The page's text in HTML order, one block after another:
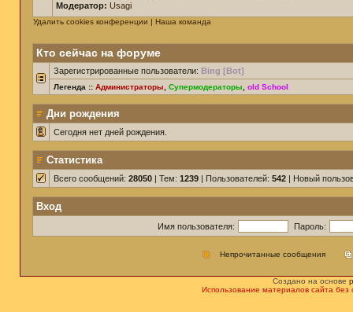
Модератор: Usagi
Удалить cookies конференции | Наша команда
Кто сейчас на форуме
Зарегистрированные пользователи: Bing [Bot]
Легенда :: Администраторы Супермодераторы old School
Дни рождения
Сегодня нет дней рождения.
Статистика
Всего сообщений: 28050 | Тем: 1239 | Пользователей: 542 | Новый
Вход
Имя пользователя: Пароль:
Непрочитанные сообщения
Создано на основе
Использование материалов сайта